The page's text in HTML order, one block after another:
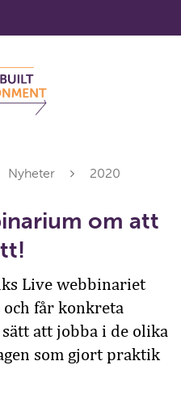
Nyheter 2020
om att
Live webbinariet
får konkreta
att jobba i de olika
som gjort praktik